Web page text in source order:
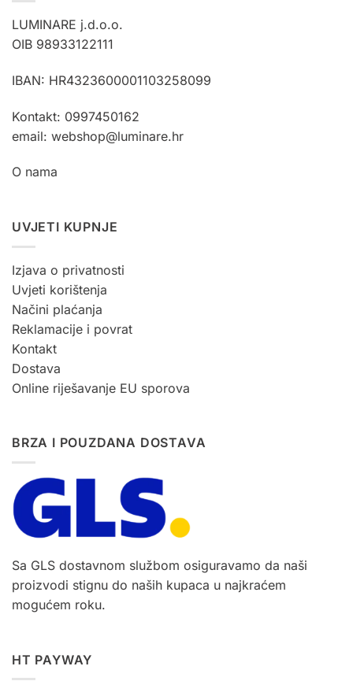
LUMINARE j.d.o.o.
OIB 98933122111
IBAN: HR4323600001103258099
Kontakt: 0997450162
email: webshop@luminare.hr
O nama
UVJETI KUPNJE
Izjava o privatnosti
Uvjeti korištenja
Načini plaćanja
Reklamacije i povrat
Kontakt
Dostava
Online riješavanje EU sporova
BRZA I POUZDANA DOSTAVA
Sa GLS dostavnom službom osiguravamo da naši
proizvodi stignu do naših kupaca u najkraćem
mogućem roku.
HT PAYWAY